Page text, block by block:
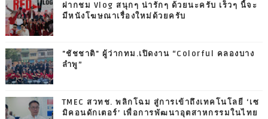
ฝากชม Vlog สนุกๆ น่ารักๆ ด้วยนะครับ เร็วๆ นี้จะ
มีหนังโฆษณาเรื่องใหม่ด้วยครับ
"ชัชชาติ" ผู้ว่ากทม.เปิดงาน “Colorful คลองบาง
ลำพู”
TMEC สวทช. พลิกโฉม สู่การเข้าถึงเทคโนโลยี ‘เซ
มิคอนดักเตอร์’ เพื่อการพัฒนาอุตสาหกรรมในไทย